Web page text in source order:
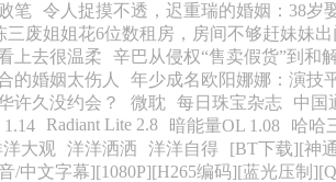
笔
令人捉摸不透，迟重瑞的婚姻：38岁
三废姐姐花6位数租房，房间不够赶妹妹
上去很温柔
辛巴从侵权“售卖假货”到和
的婚姻太伤人
年少成名欧阳娜娜：演技
许久没约会？
微耽 每日珠宝杂志 中国
Radiant Lite 2.8 暗能量OL 1.08 哈哈
大观 洋洋洒洒 洋洋自得
[BT下载][神
中文字幕][1080P][H265编码][蓝光压制